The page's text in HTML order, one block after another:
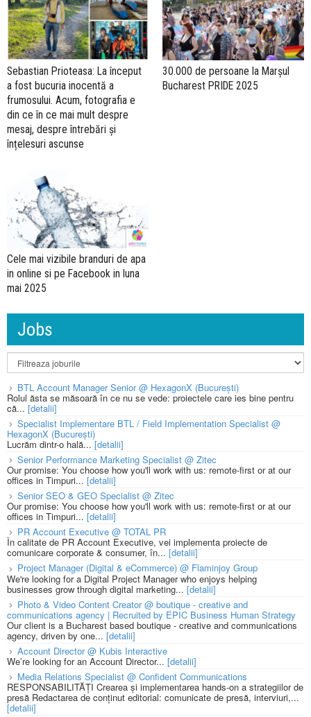
Sebastian Prioteasa: La început
a fost bucuria inocentă a
frumosului. Acum, fotografia e
din ce în ce mai mult despre
mesaj, despre întrebări și
înțelesuri ascunse
30.000 de persoane la Marșul
Bucharest PRIDE 2025
Cele mai vizibile branduri de apa
in online si pe Facebook in luna
mai 2025
Jobs
BTL Account Manager Senior @ HexagonX (București)
Rolul ăsta se măsoară în ce nu se vede: proiectele care ies bine pentru
că... [detalii]
Specialist Implementare BTL / Field Implementation Specialist @
HexagonX (București)
Lucrăm dintr-o hală... [detalii]
Senior Performance Marketing Specialist @ Zitec
Our promise: You choose how you'll work with us: remote-first or at our
offices in Timpuri... [detalii]
Senior SEO & GEO Specialist @ Zitec
Our promise: You choose how you'll work with us: remote-first or at our
offices in Timpuri... [detalii]
PR Account Executive @ TOTAL PR
În calitate de PR Account Executive, vei implementa proiecte de
comunicare corporate & consumer, în... [detalii]
Project Manager (Digital & eCommerce) @ Flaminjoy Group
We're looking for a Digital Project Manager who enjoys helping
businesses grow through digital marketing... [detalii]
Photo & Video Content Creator @ boutique - creative and
communications agency | Recruited by EPIC Business Human Strategy
Our client is a Bucharest based boutique - creative and communications
agency, driven by one... [detalii]
Account Director @ Kubis Interactive
We’re looking for an Account Director... [detalii]
Media Relations Specialist @ Confident Communications
RESPONSABILITĂȚI Crearea și implementarea hands-on a strategiilor de
presă Redactarea de conținut editorial: comunicate de presă, interviuri,...
[detalii]